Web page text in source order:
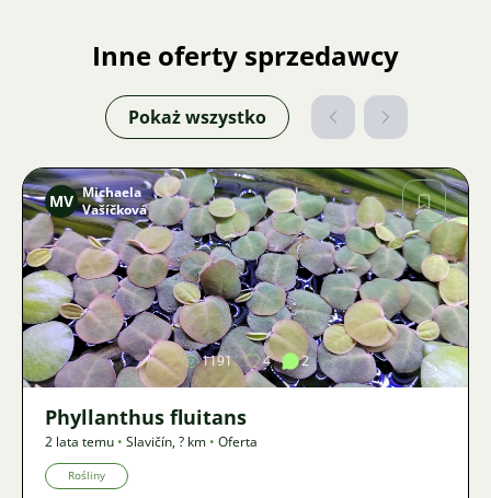
Inne oferty sprzedawcy
Pokaż wszystko
Zdjęcie
MV Michaela
Vašíčková
1191 4 2
Phyllanthus fluitans
2 lata temu • Slavičín,? km • Oferta
Rośliny